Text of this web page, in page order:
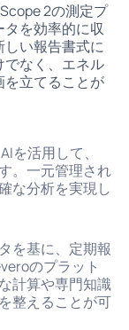
2の測定プ
を効率的に収
い報告書式に
なく、エネル
立てることが
を活用して、
。一元管理され
な分析を実現し
を基に、定期報
のプラット
計算や専門知識
整えることが可